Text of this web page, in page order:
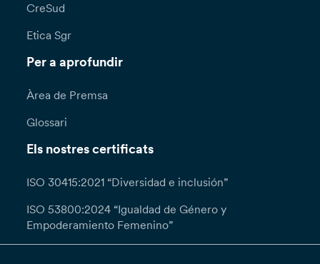
CreSud
Etica Sgr
Per a aprofundir
Àrea de Premsa
Glossari
Els nostres certificats
ISO 30415:2021 “Diversidad e inclusión”
ISO 53800:2024 “Igualdad de Género y
Empoderamiento Femenino”